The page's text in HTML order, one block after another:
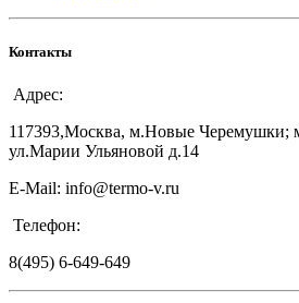
Контакты
Адрес:
117393,Москва, м.Новые Черемушки;
ул.Марии Ульяновой д.14
E-Mail: info@termo-v.ru
Телефон:
8(495) 6-649-649